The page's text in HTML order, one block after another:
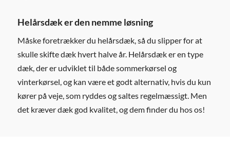
Helårsdæk er den nemme løsning
Måske foretrækker du helårsdæk, så du slipper for at
skulle skifte dæk hvert halve år. Helårsdæk er en type
dæk, der er udviklet til både sommerkørsel og
vinterkørsel, og kan være et godt alternativ, hvis du kun
kører på veje, som ryddes og saltes regelmæssigt. Men
det kræver dæk god kvalitet, og dem finder du hos os!